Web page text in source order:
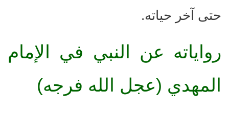
حتى آخر حياته.
رواياته عن النبي في الإمام
المهدي (عجل الله فرجه)